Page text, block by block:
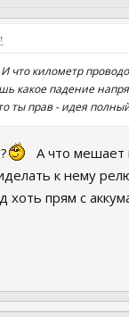
↑
что километр
какое падение
ты прав - идея
А что мешает
к нему
хоть прям с